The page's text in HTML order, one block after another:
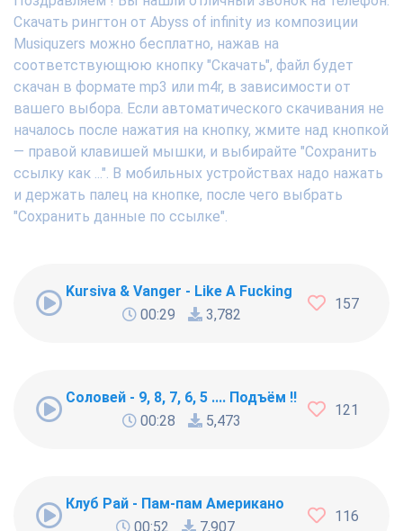
Скачать рингтон от Abyss of infinity из композиции
Musiquzers можно бесплатно, нажав на
соответствующюю кнопку "Скачать", файл будет
скачан в формате mp3 или m4r, в зависимости от
вашего выбора. Если автоматического скачивания не
началось после нажатия на кнопку, жмите над кнопкой
— правой клавишей мышки, и выбирайте "Сохранить
ссылку как ...". В мобильных устройствах надо нажать
и держать палец на кнопке, после чего выбрать
"Сохранить данные по ссылке".
Kursiva & Vanger - Like A Fucking Newbie
00:29
3,782
157
Соловей - 9, 8, 7, 6, 5 .... Подъём !!!
00:28
5,473
121
Клуб Рай - Пам-пам Американо
00:52
7,907
116